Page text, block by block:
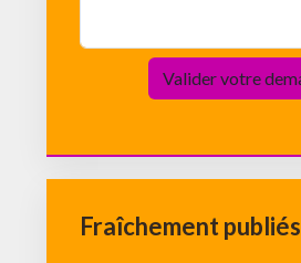
Fraîchement publiés